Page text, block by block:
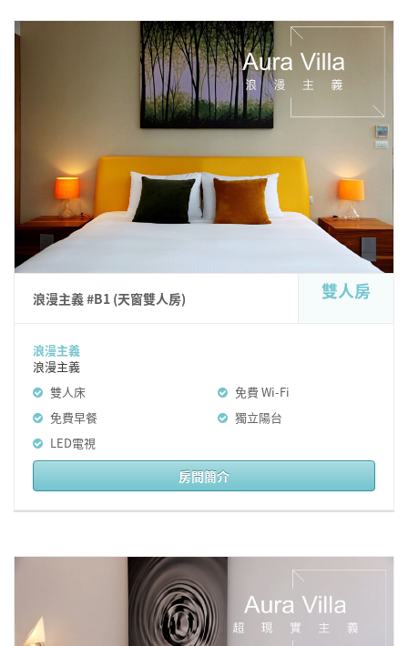
浪漫主義 #B1 (天窗雙人房) 雙人房
浪漫主義
浪漫主義
雙人床
免費 Wi-Fi
免費早餐
獨立陽台
LED電視
房間簡介